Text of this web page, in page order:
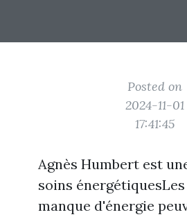
Posted on
2024-11-01
17:41:45
Agnès Humbert est
soins
manque d'énergie